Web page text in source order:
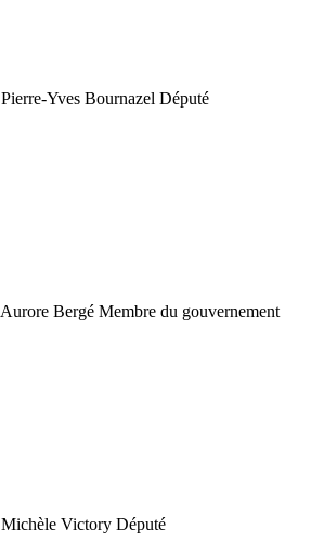
Pierre-Yves Bournazel Député
Aurore Bergé Membre du gouvernement
Michèle Victory Député